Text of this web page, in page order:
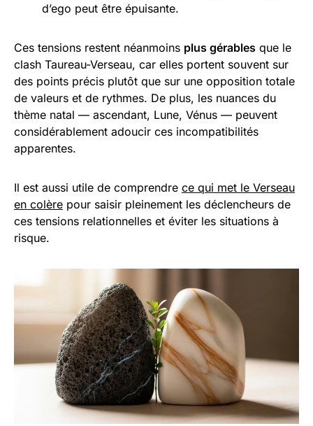
d’ego peut être épuisante.
Ces tensions restent néanmoins plus gérables que le
clash Taureau-Verseau, car elles portent souvent sur
des points précis plutôt que sur une opposition totale
de valeurs et de rythmes. De plus, les nuances du
thème natal — ascendant, Lune, Vénus — peuvent
considérablement adoucir ces incompatibilités
apparentes.
Il est aussi utile de comprendre ce qui met le Verseau
en colère pour saisir pleinement les déclencheurs de
ces tensions relationnelles et éviter les situations à
risque.